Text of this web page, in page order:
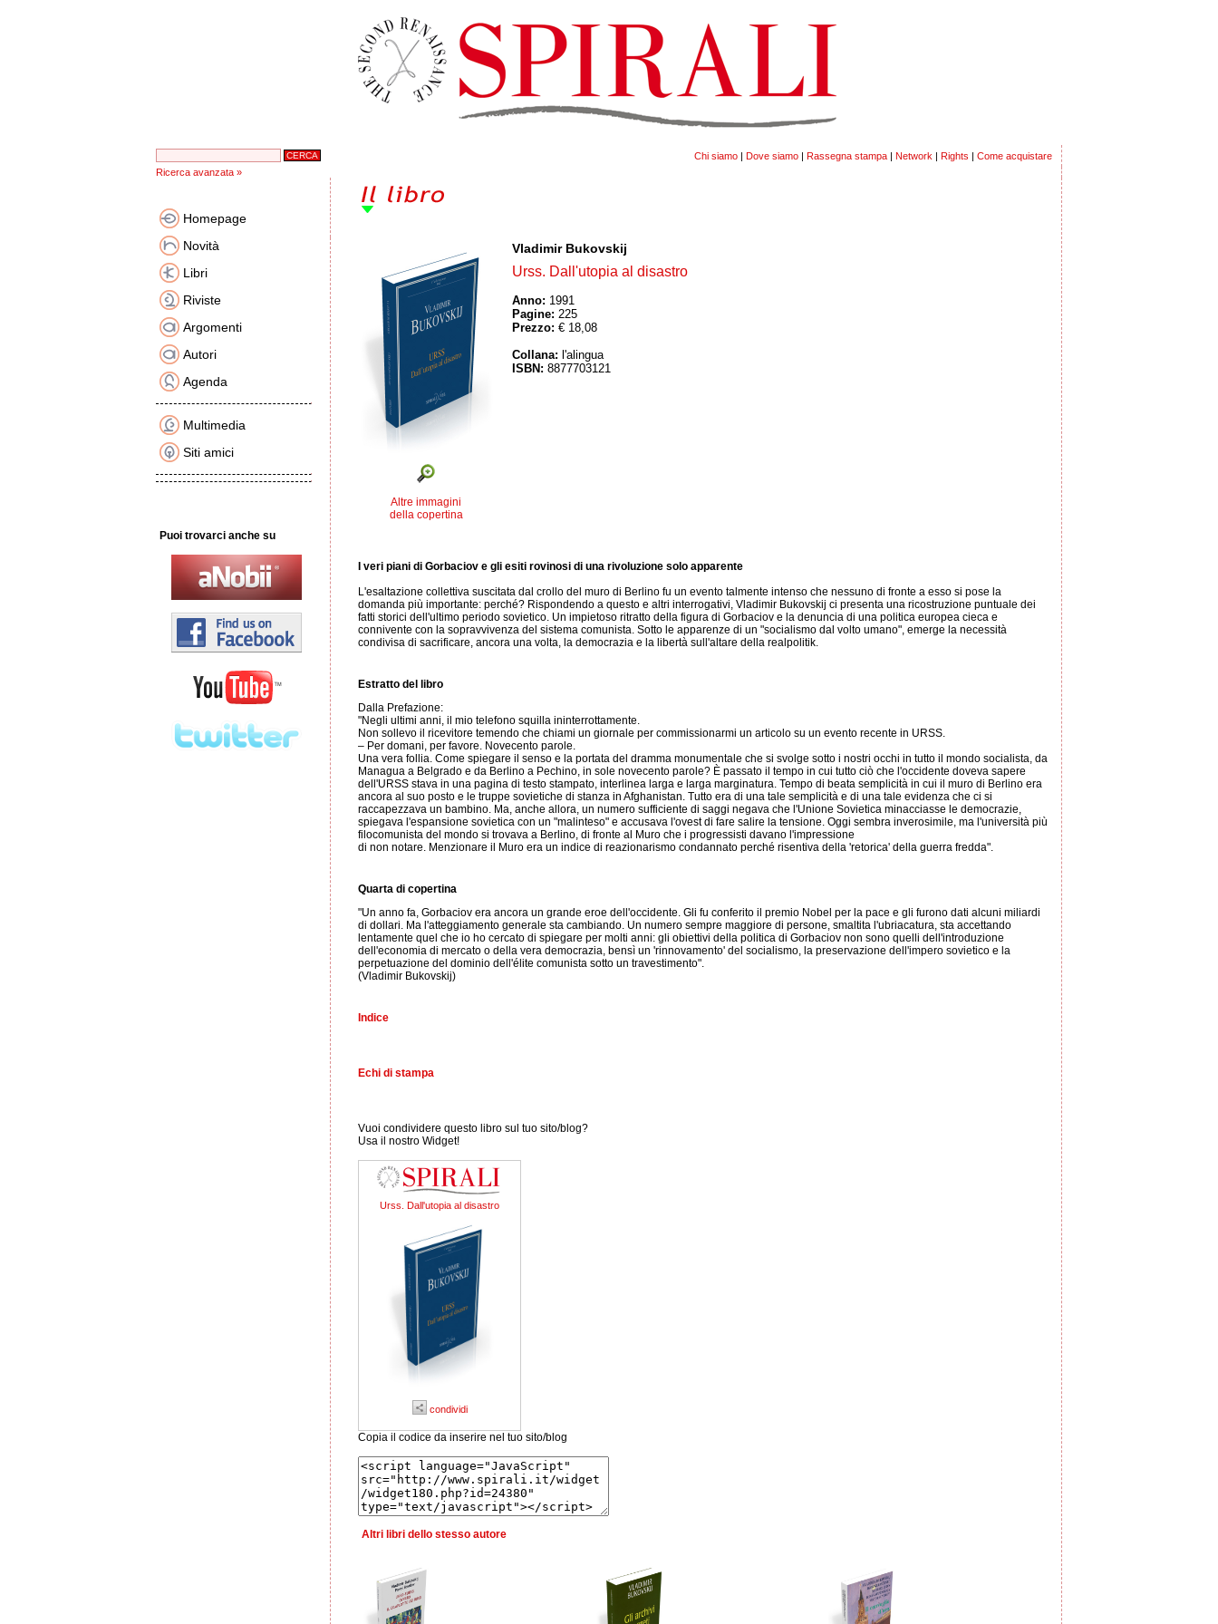
Chi siamo | Dove siamo | Rassegna stampa | Network | Rights | Come acquistare
Ricerca avanzata »
Homepage
Novità
Libri
Riviste
Argomenti
Autori
Agenda
Multimedia
Siti amici
Puoi trovarci anche su
Altre immagini
della copertina
Vladimir Bukovskij
Urss. Dall'utopia al disastro
Anno: 1991
Pagine: 225
Prezzo: € 18,08
Collana: l'alingua
ISBN: 8877703121
I veri piani di Gorbaciov e gli esiti rovinosi di una rivoluzione solo apparente
L'esaltazione collettiva suscitata dal crollo del muro di Berlino fu un evento talmente intenso che nessuno di fronte a esso si pose la
domanda più importante: perché? Rispondendo a questo e altri interrogativi, Vladimir Bukovskij ci presenta una ricostruzione puntuale dei
fatti storici dell'ultimo periodo sovietico. Un impietoso ritratto della figura di Gorbaciov e la denuncia di una politica europea cieca e
connivente con la sopravvivenza del sistema comunista. Sotto le apparenze di un "socialismo dal volto umano", emerge la necessità
condivisa di sacrificare, ancora una volta, la democrazia e la libertà sull'altare della realpolitik.
Estratto del libro
Dalla Prefazione:
"Negli ultimi anni, il mio telefono squilla ininterrottamente.
Non sollevo il ricevitore temendo che chiami un giornale per commissionarmi un articolo su un evento recente in URSS.
– Per domani, per favore. Novecento parole.
Una vera follia. Come spiegare il senso e la portata del dramma monumentale che si svolge sotto i nostri occhi in tutto il mondo socialista, da
Managua a Belgrado e da Berlino a Pechino, in sole novecento parole? È passato il tempo in cui tutto ciò che l'occidente doveva sapere
dell'URSS stava in una pagina di testo stampato, interlinea larga e larga marginatura. Tempo di beata semplicità in cui il muro di Berlino era
ancora al suo posto e le truppe sovietiche di stanza in Afghanistan. Tutto era di una tale semplicità e di una tale evidenza che ci si
raccapezzava un bambino. Ma, anche allora, un numero sufficiente di saggi negava che l'Unione Sovietica minacciasse le democrazie,
spiegava l'espansione sovietica con un "malinteso" e accusava l'ovest di fare salire la tensione. Oggi sembra inverosimile, ma l'università più
filocomunista del mondo si trovava a Berlino, di fronte al Muro che i progressisti davano l'impressione
di non notare. Menzionare il Muro era un indice di reazionarismo condannato perché risentiva della 'retorica' della guerra fredda".
Quarta di copertina
"Un anno fa, Gorbaciov era ancora un grande eroe dell'occidente. Gli fu conferito il premio Nobel per la pace e gli furono dati alcuni miliardi
di dollari. Ma l'atteggiamento generale sta cambiando. Un numero sempre maggiore di persone, smaltita l'ubriacatura, sta accettando
lentamente quel che io ho cercato di spiegare per molti anni: gli obiettivi della politica di Gorbaciov non sono quelli dell'introduzione
dell'economia di mercato o della vera democrazia, bensì un 'rinnovamento' del socialismo, la preservazione dell'impero sovietico e la
perpetuazione del dominio dell'élite comunista sotto un travestimento".
(Vladimir Bukovskij)
Indice
Echi di stampa
Vuoi condividere questo libro sul tuo sito/blog?
Usa il nostro Widget!
Urss. Dall'utopia al disastro
condividi
Copia il codice da inserire nel tuo sito/blog
Altri libri dello stesso autore